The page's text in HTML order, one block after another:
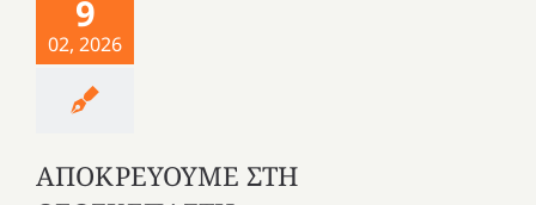
9
02, 2026
ΑΠΟΚΡΕΥΟΥΜΕ ΣΤΗ